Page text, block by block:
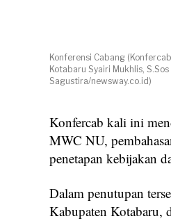
Konferensi Cabang
Kotabaru Syairi Mukhlis,
Sagustira/newsway.co.id)
Konfercab kali ini
MWC NU,
penetapan kebijakan
Dalam penutupan
Kabupaten Kotabaru,